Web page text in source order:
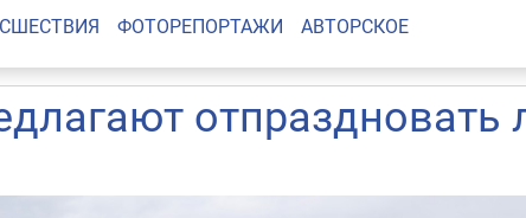
ФОТОРЕПОРТАЖИ АВТОРСКОЕ
отпраздновать